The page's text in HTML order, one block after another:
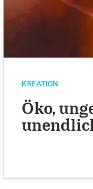
KREATION
Öko,